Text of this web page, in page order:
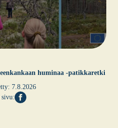
humi­naa ‑patik­ka­ret­ki
7.8.2026
sivu: